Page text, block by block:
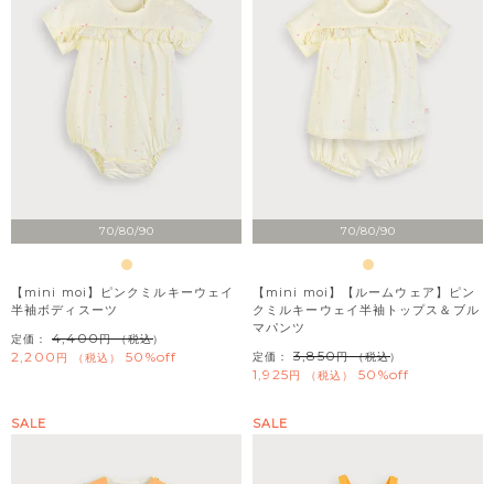
70/80/90
【mini moi】ピンクミルキーウェイ
半袖ボディスーツ
定価： 4,400 （税込）
2,200 税込 50%off
70/80/90
【mini moi】【ルームウェア】ピン
クミルキーウェイ半袖トップス＆ブル
マパンツ
定価： 3,850 （税込）
1,925 税込 50%off
SALE SALE